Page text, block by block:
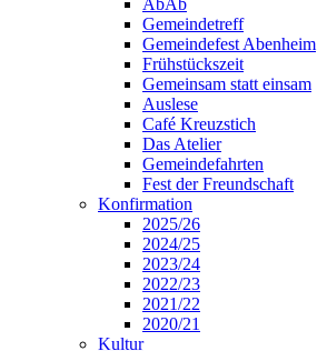
AbAb
Gemeindetreff
Gemeindefest Abenheim
Frühstückszeit
Gemeinsam statt einsam
Auslese
Café Kreuzstich
Das Atelier
Gemeindefahrten
Fest der Freundschaft
Konfirmation
2025/26
2024/25
2023/24
2022/23
2021/22
2020/21
Kultur